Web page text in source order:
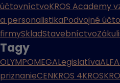
účtovníctvoKROS Academy
a personalistikaPodvojné
firmySkladStavebníctvo
Tagy
OLYMPOMEGALegislatíva
priznanieCENKROS 4KROS